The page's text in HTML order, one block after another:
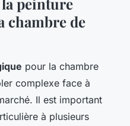
chambre de
pour la chambre
complexe face à
Il est important
à plusieurs